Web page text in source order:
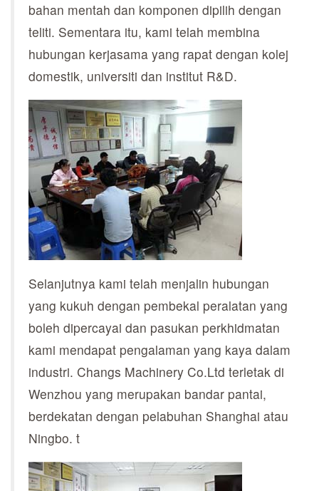
bahan mentah dan komponen dipilih dengan
teliti. Sementara itu, kami telah membina
hubungan kerjasama yang rapat dengan kolej
domestik, universiti dan institut R&D.
Selanjutnya kami telah menjalin hubungan
yang kukuh dengan pembekal peralatan yang
boleh dipercayai dan pasukan perkhidmatan
kami mendapat pengalaman yang kaya dalam
industri. Changs Machinery Co.Ltd terletak di
Wenzhou yang merupakan bandar pantai,
berdekatan dengan pelabuhan Shanghai atau
Ningbo. t